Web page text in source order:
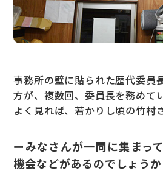
事務所の壁に貼られた歴代委員
方が、複数回、委員長を務めて
よく見れば、若かりし頃の竹村
ーみなさんが一同に集まっ
機会などがあるのでしょうか